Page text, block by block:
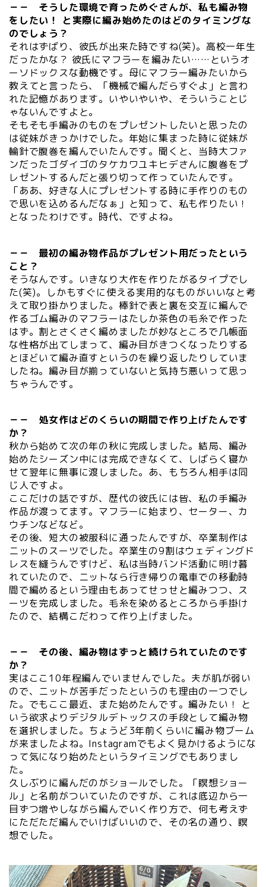
－－ そうした環境で育っためぐさんが、私も編み物
をしたい！ と実際に編み始めたのはどのタイミングな
のでしょう？
それはずばり、彼氏が出来た時ですね(笑)。高校一年生
だったかな？ 彼氏にマフラーを編みたい……というオ
ーソドックスな動機です。母にマフラー編みたいから
教えてと言ったら、「機械で編んだらすぐよ」と言わ
れた記憶があります。いやいやいや、そういうことじ
ゃないんですよと。
そもそも手編みのものをプレゼントしたいと思ったの
は従妹がきっかけでした。年始に集まった時に従妹が
輪針で腹巻を編んでいたんです。聞くと、当時大ファ
ンだったゴダイゴのタケカワユキヒデさんに腹巻をプ
レゼントするんだと張り切って作っていたんです。
「ああ、好きな人にプレゼントする時に手作りのもの
で思いを込めるんだなぁ」と知って、私も作りたい！
となったわけです。時代、ですよね。
－－ 最初の編み物作品がプレゼント用だったという
こと？
そうなんです。いきなり大作を作りたがるタイプでし
た(笑)。しかもすぐに使える実用的なものがいいなと考
えて取り掛かりました。棒針で表と裏を交互に編んで
作るゴム編みのマフラーはたしか茶色の毛糸で作った
はず。割とさくさく編めましたが妙なところで几帳面
な性格が出てしまって、編み目がきつくなったりする
とほどいて編み直すというのを繰り返したりしていま
したね。編み目が揃っていないと気持ち悪いって思っ
ちゃうんです。
－－ 処女作はどのくらいの期間で作り上げたんです
か？
秋から始めて次の年の秋に完成しました。結局、編み
始めたシーズン中には完成できなくて、しばらく寝か
せて翌年に無事に渡しました。あ、もちろん相手は同
じ人ですよ。
ここだけの話ですが、歴代の彼氏には皆、私の手編み
作品が渡ってます。マフラーに始まり、セーター、カ
ウチンなどなど。
その後、短大の被服科に通ったんですが、卒業制作は
ニットのスーツでした。卒業生の9割はウェディングド
レスを縫うんですけど、私は当時バンド活動に明け暮
れていたので、ニットなら行き帰りの電車での移動時
間で編めるという理由もあってせっせと編みつつ、ス
ーツを完成しました。毛糸を染めるところから手掛け
たので、結構こだわって作り上げました。
－－ その後、編み物はずっと続けられていたのです
か？
実はここ10年程編んでいませんでした。夫が肌が弱い
ので、ニットが苦手だったというのも理由の一つでし
た。でもここ最近、また始めたんです。編みたい！ と
いう欲求よりデジタルデトックスの手段として編み物
を選択しました。ちょうど3年前くらいに編み物ブーム
が来ましたよね。Instagramでもよく見かけるようにな
って気になり始めたというタイミングでもありまし
た。
久しぶりに編んだのがショールでした。「瞑想ショー
ル」と名前がついていたのですが、これは底辺から一
目ずつ増やしながら編んでいく作り方で、何も考えず
にただただ編んでいけばいいので、その名の通り、瞑
想でした。